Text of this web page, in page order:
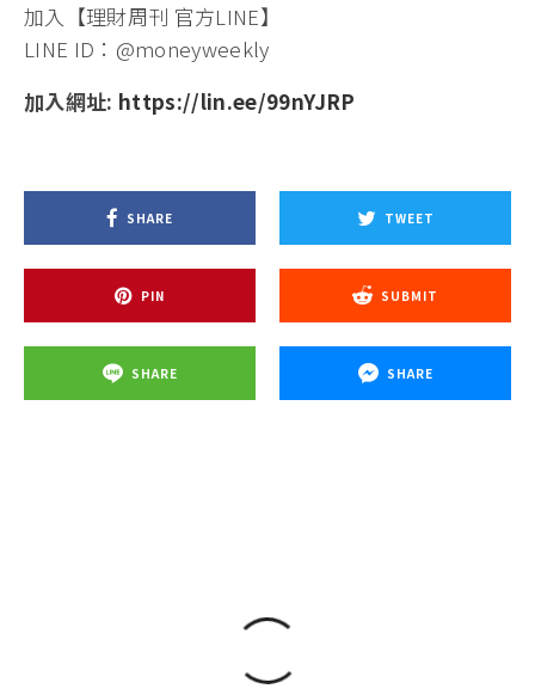
加入【理財周刊 官方LINE】
LINE ID：@moneyweekly
加入網址: https://lin.ee/99nYJRP
SHARE TWEET
PIN SUBMIT
SHARE SHARE